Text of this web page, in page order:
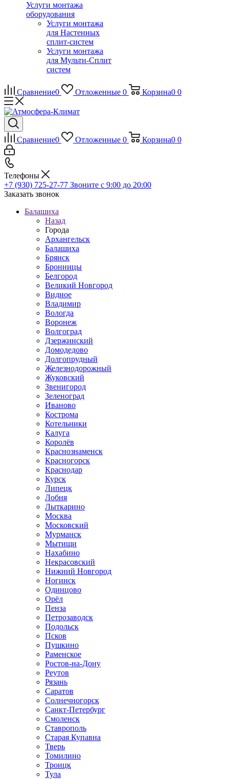
Услуги монтажа
оборудования
Услуги монтажа
для Настенных
сплит-систем
Услуги монтажа
для Мульти-Сплит
систем
Сравнение0 Отложенные 0 Корзина0 0
Сравнение0 Отложенные 0 Корзина0 0
Телефоны
+7 (930) 725-27-77 Звоните с 9:00 до 20:00
Заказать звонок
Балашиха
Назад
Города
Архангельск
Балашиха
Брянск
Бронницы
Белгород
Великий Новгород
Видное
Владимир
Вологда
Воронеж
Волгоград
Дзержинский
Домодедово
Долгопрудный
Железнодорожный
Жуковский
Звенигород
Зеленоград
Иваново
Кострома
Котельники
Калуга
Королёв
Краснознаменск
Красногорск
Краснодар
Курск
Липецк
Лобня
Лыткарино
Москва
Московский
Мурманск
Мытищи
Нахабино
Некрасовский
Нижний Новгород
Ногинск
Одинцово
Орёл
Пенза
Петрозаводск
Подольск
Псков
Пушкино
Раменское
Ростов-на-Дону
Реутов
Рязань
Саратов
Солнечногорск
Санкт-Петербург
Смоленск
Ставрополь
Старая Купавна
Тверь
Томилино
Троицк
Тула